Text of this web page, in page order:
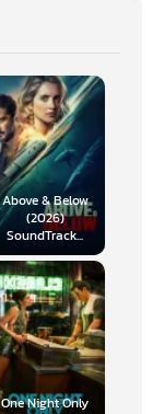
Above & Below
(2026)
SoundTrack...
One Night Only